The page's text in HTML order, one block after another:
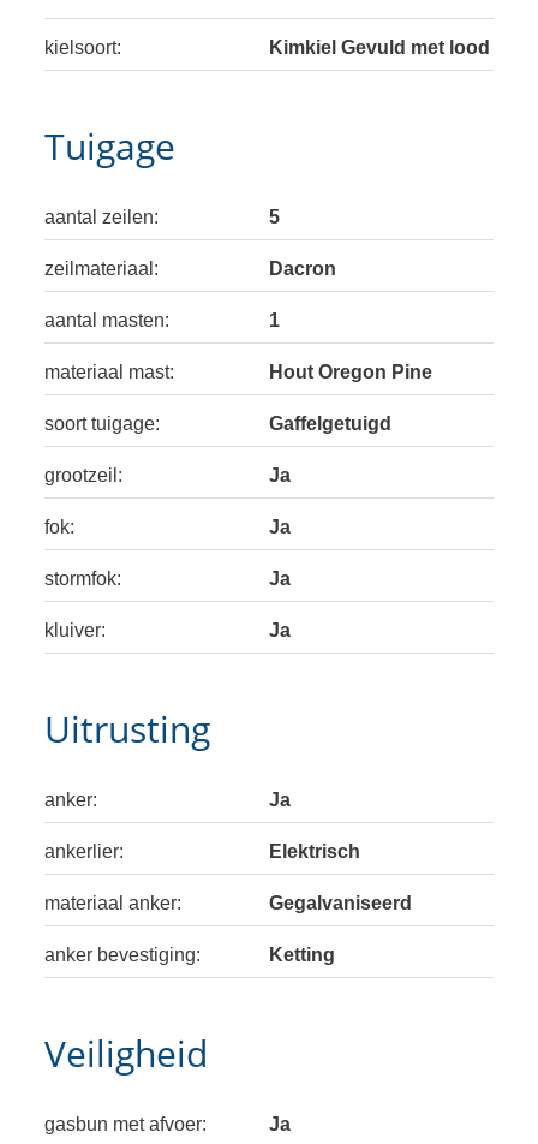
kielsoort: Kimkiel Gevuld met lood
Tuigage
aantal zeilen: 5
zeilmateriaal: Dacron
aantal masten: 1
materiaal mast: Hout Oregon Pine
soort tuigage: Gaffelgetuigd
grootzeil: Ja
fok: Ja
stormfok: Ja
kluiver: Ja
Uitrusting
anker: Ja
ankerlier: Elektrisch
materiaal anker: Gegalvaniseerd
anker bevestiging: Ketting
Veiligheid
gasbun met afvoer: Ja